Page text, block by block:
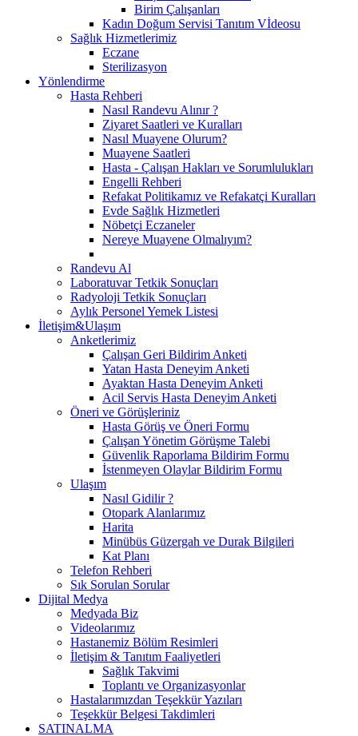
Birim Çalışanları
Kadın Doğum Servisi Tanıtım Vİdeosu
Sağlık Hizmetlerimiz
Eczane
Sterilizasyon
Yönlendirme
Hasta Rehberi
Nasıl Randevu Alınır ?
Ziyaret Saatleri ve Kuralları
Nasıl Muayene Olurum?
Muayene Saatleri
Hasta - Çalışan Hakları ve Sorumlulukları
Engelli Rehberi
Refakat Politikamız ve Refakatçi Kuralları
Evde Sağlık Hizmetleri
Nöbetçi Eczaneler
Nereye Muayene Olmalıyım?
Randevu Al
Laboratuvar Tetkik Sonuçları
Radyoloji Tetkik Sonuçları
Aylık Personel Yemek Listesi
İletişim&Ulaşım
Anketlerimiz
Çalışan Geri Bildirim Anketi
Yatan Hasta Deneyim Anketi
Ayaktan Hasta Deneyim Anketi
Acil Servis Hasta Deneyim Anketi
Öneri ve Görüşleriniz
Hasta Görüş ve Öneri Formu
Çalışan Yönetim Görüşme Talebi
Güvenlik Raporlama Bildirim Formu
İstenmeyen Olaylar Bildirim Formu
Ulaşım
Nasıl Gidilir ?
Otopark Alanlarımız
Harita
Minübüs Güzergah ve Durak Bilgileri
Kat Planı
Telefon Rehberi
Sık Sorulan Sorular
Dijital Medya
Medyada Biz
Videolarımız
Hastanemiz Bölüm Resimleri
İletişim & Tanıtım Faaliyetleri
Sağlık Takvimi
Toplantı ve Organizasyonlar
Hastalarımızdan Teşekkür Yazıları
Teşekkür Belgesi Takdimleri
SATINALMA